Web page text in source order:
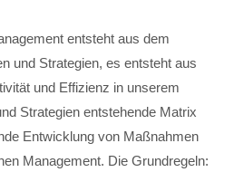
entsteht aus dem
und Strategien, es entsteht aus
und Effizienz in unserem
Strategien entstehende Matrix
Entwicklung von Maßnahmen
Management. Die Grundregeln: